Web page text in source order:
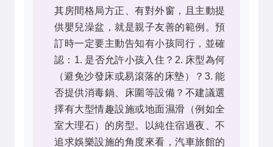
其房間格局方正、有對外窗，且主動提
供嬰兒澡盆，就是親子友善的範例。預
訂時一定要主動告知有小孩同行，並確
認：1. 是否允許小孩入住？2. 床型為何
（避免沙發床或易滾落的床墊）？3. 能
否提供消毒鍋、床圍等設備？不建議選
擇有大型情趣設施或地面濕滑（例如全
室大理石）的房型。以純住宿過夜、不
追求娛樂設施的角度來看，汽車旅館的